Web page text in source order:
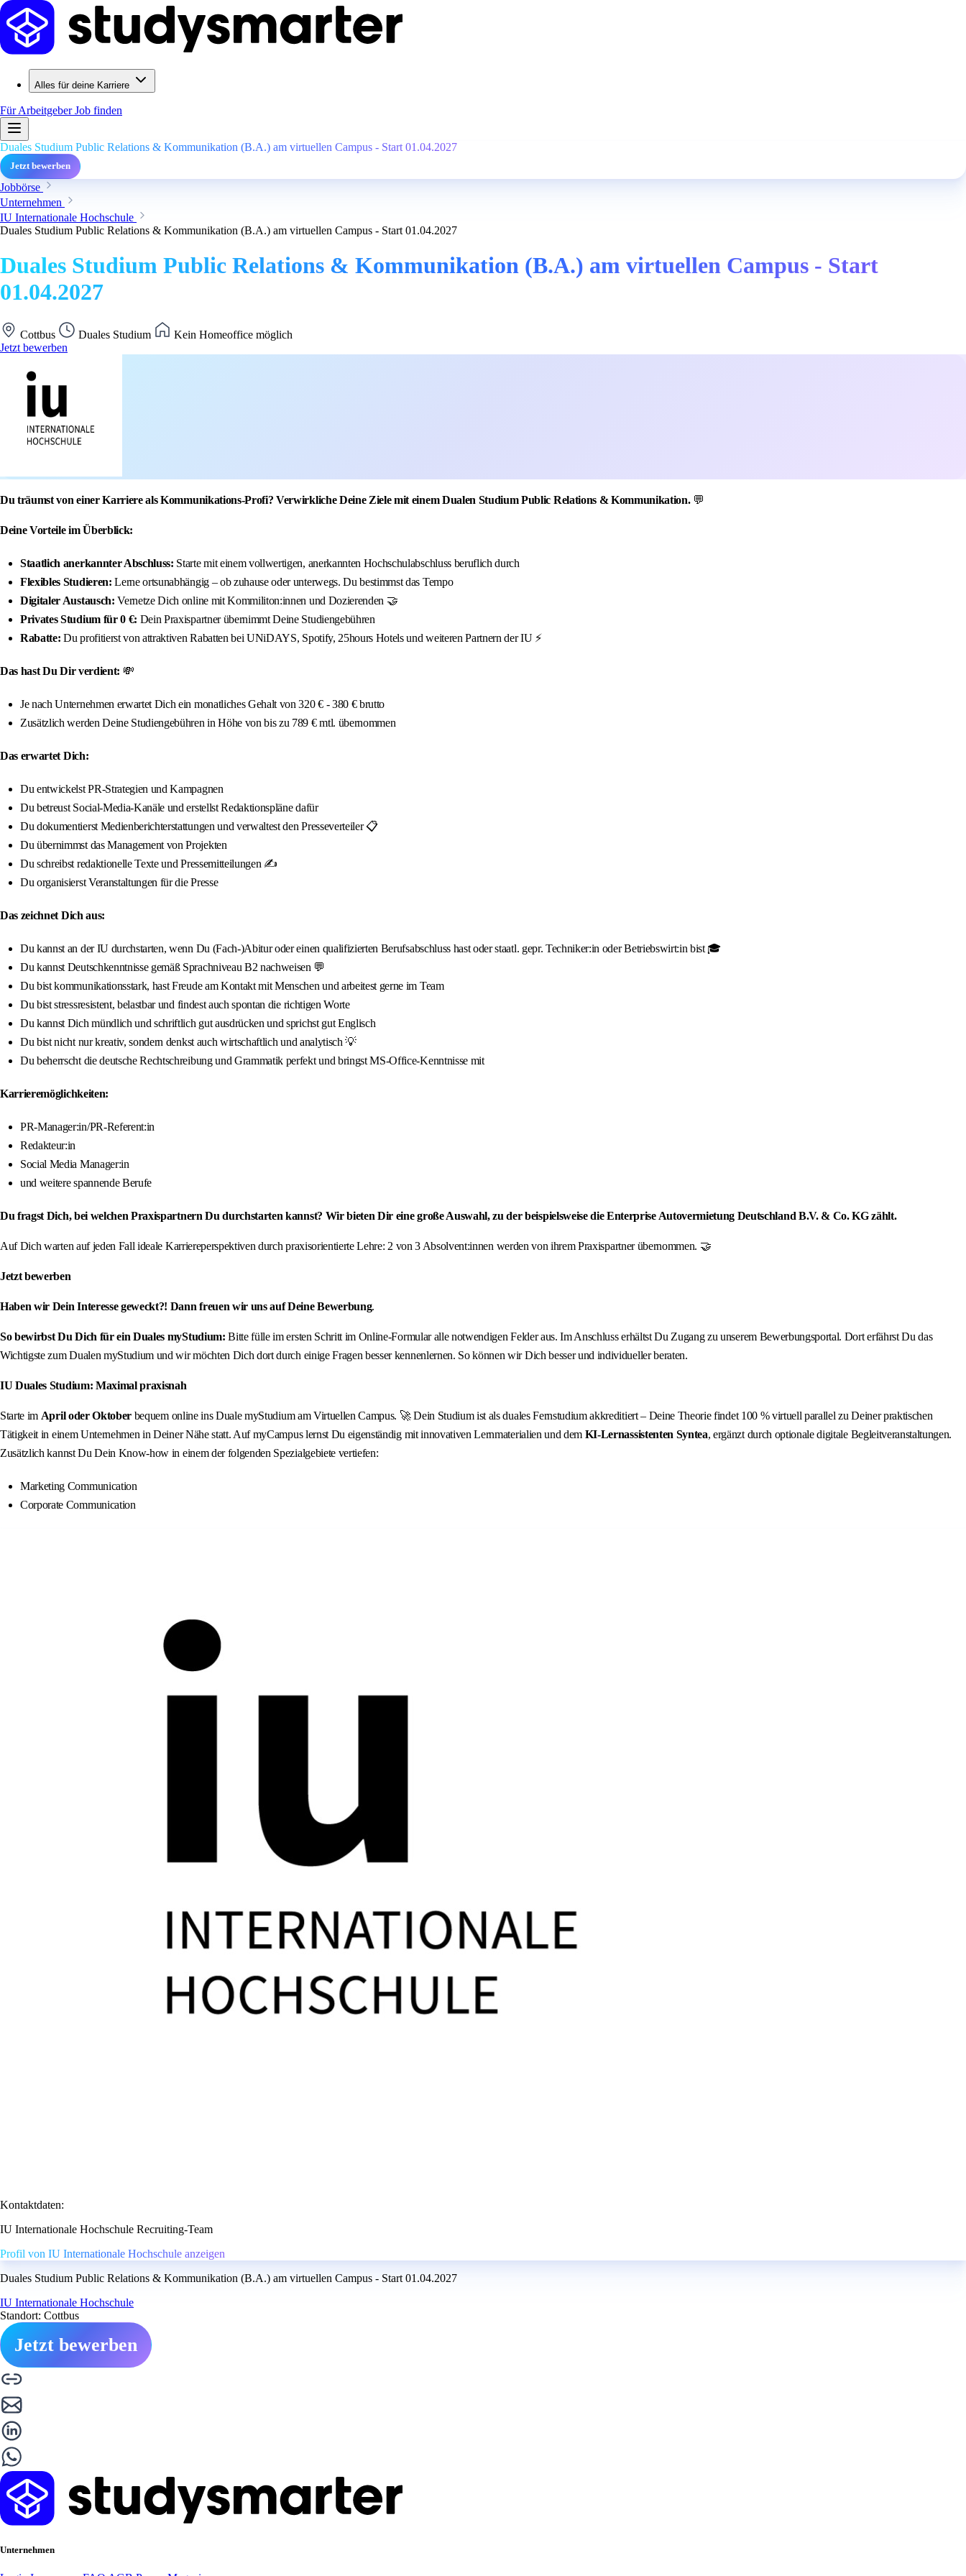
Alles für deine Karriere
Für ArbeitgeberJob finden
Duales Studium Public Relations & Kommunikation (B.A.) am virtuellen Campus - Start 01.04.2027
Jetzt bewerben
Jobbörse
Unternehmen
IU Internationale Hochschule
Duales Studium Public Relations & Kommunikation (B.A.) am virtuellen Campus - Start 01.04.2027
Duales Studium Public Relations & Kommunikation (B.A.) am virtuellen Campus - Start
01.04.2027
Cottbus Duales Studium
Kein Homeoffice möglich
Jetzt bewerben
Du träumst von einer Karriere als Kommunikations-Profi? Verwirkliche Deine Ziele mit einem Dualen Studium Public Relations & Kommunikation. 💬
Deine Vorteile im Überblick:
Staatlich anerkannter Abschluss: Starte mit einem vollwertigen, anerkannten Hochschulabschluss beruflich durch
Flexibles Studieren: Lerne ortsunabhängig – ob zuhause oder unterwegs. Du bestimmst das Tempo
Digitaler Austausch: Vernetze Dich online mit Kommiliton:innen und Dozierenden 🤝
Privates Studium für 0 €: Dein Praxispartner übernimmt Deine Studiengebühren
Rabatte: Du profitierst von attraktiven Rabatten bei UNiDAYS, Spotify, 25hours Hotels und weiteren Partnern der IU ⚡️
Das hast Du Dir verdient: 💸
Je nach Unternehmen erwartet Dich ein monatliches Gehalt von 320 € - 380 € brutto
Zusätzlich werden Deine Studiengebühren in Höhe von bis zu 789 € mtl. übernommen
Das erwartet Dich:
Du entwickelst PR-Strategien und Kampagnen
Du betreust Social-Media-Kanäle und erstellst Redaktionspläne dafür
Du dokumentierst Medienberichterstattungen und verwaltest den Presseverteiler 📋
Du übernimmst das Management von Projekten
Du schreibst redaktionelle Texte und Pressemitteilungen ✍️
Du organisierst Veranstaltungen für die Presse
Das zeichnet Dich aus:
Du kannst an der IU durchstarten, wenn Du (Fach-)Abitur oder einen qualifizierten Berufsabschluss hast oder staatl. gepr. Techniker:in oder Betriebswirt:in bist 🎓
Du kannst Deutschkenntnisse gemäß Sprachniveau B2 nachweisen 💬
Du bist kommunikationsstark, hast Freude am Kontakt mit Menschen und arbeitest gerne im Team
Du bist stressresistent, belastbar und findest auch spontan die richtigen Worte
Du kannst Dich mündlich und schriftlich gut ausdrücken und sprichst gut Englisch
Du bist nicht nur kreativ, sondern denkst auch wirtschaftlich und analytisch 💡
Du beherrscht die deutsche Rechtschreibung und Grammatik perfekt und bringst MS-Office-Kenntnisse mit
Karrieremöglichkeiten:
PR-Manager:in/PR-Referent:in
Redakteur:in
Social Media Manager:in
und weitere spannende Berufe
Du fragst Dich, bei welchen Praxispartnern Du durchstarten kannst? Wir bieten Dir eine große Auswahl, zu der beispielsweise die Enterprise Autovermietung Deutschland B.V. & Co. KG zählt.
Auf Dich warten auf jeden Fall ideale Karriereperspektiven durch praxisorientierte Lehre: 2 von 3 Absolvent:innen werden von ihrem Praxispartner übernommen. 🤝
Jetzt bewerben
Haben wir Dein Interesse geweckt?! Dann freuen wir uns auf Deine Bewerbung.
So bewirbst Du Dich für ein Duales myStudium: Bitte fülle im ersten Schritt im Online-Formular alle notwendigen Felder aus. Im Anschluss erhältst Du Zugang zu unserem Bewerbungsportal. Dort erfährst Du das
Wichtigste zum Dualen myStudium und wir möchten Dich dort durch einige Fragen besser kennenlernen. So können wir Dich besser und individueller beraten.
IU Duales Studium: Maximal praxisnah
Starte im April oder Oktober bequem online ins Duale myStudium am Virtuellen Campus. 🚀 Dein Studium ist als duales Fernstudium akkreditiert – Deine Theorie findet 100 % virtuell parallel zu Deiner praktischen
Tätigkeit in einem Unternehmen in Deiner Nähe statt. Auf myCampus lernst Du eigenständig mit innovativen Lernmaterialien und dem KI‑Lernassistenten Syntea, ergänzt durch optionale digitale Begleitveranstaltungen.
Zusätzlich kannst Du Dein Know-how in einem der folgenden Spezialgebiete vertiefen:
Marketing Communication
Corporate Communication
Kontaktdaten:
IU Internationale Hochschule Recruiting-Team
Profil von IU Internationale Hochschule anzeigen
Duales Studium Public Relations & Kommunikation (B.A.) am virtuellen Campus - Start 01.04.2027
IU Internationale Hochschule
Standort: Cottbus
Jetzt bewerben
Unternehmen